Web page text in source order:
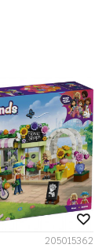
205015362